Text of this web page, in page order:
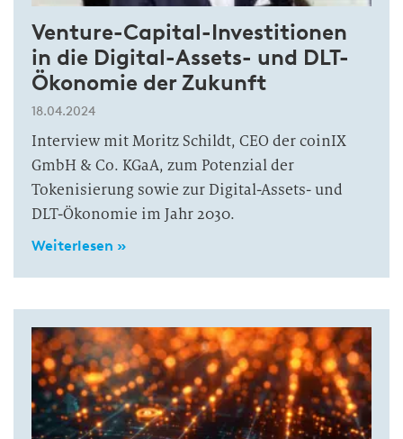
Venture-Capital-Investitionen
in die Digital-Assets- und DLT-
Ökonomie der Zukunft
18.04.2024
Interview mit Moritz Schildt, CEO der coinIX
GmbH & Co. KGaA, zum Potenzial der
Tokenisierung sowie zur Digital-Assets- und
DLT-Ökonomie im Jahr 2030.
Weiterlesen »